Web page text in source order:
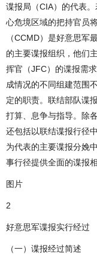
谍报局（CIA）的代表
心危境区域的把持官员
（CCMD）是好意思军
的主要谍报组织，他们
挥官（JFC）的谍报需
成情况的不同组建范围
定的职责。联结部队谍
打算、息争与指导。除
还包括以联结谍报行径
为代表的主要谍报分娩
事行径提供全面的谍报相
图片
2
好意思军谍报实行经过
（一）谍报经过简述